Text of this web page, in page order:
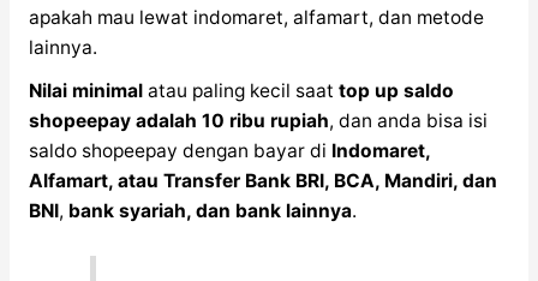
apakah mau lewat indomaret, alfamart, dan metode
lainnya.
Nilai minimalatau paling kecil saat top up saldo
shopeepay adalah 10 ribu rupiah, dan anda bisa isi
saldo shopeepay dengan bayar di Indomaret,
Alfamart, atau Transfer Bank BRI, BCA, Mandiri, dan
BNI, bank syariah, dan bank lainnya.